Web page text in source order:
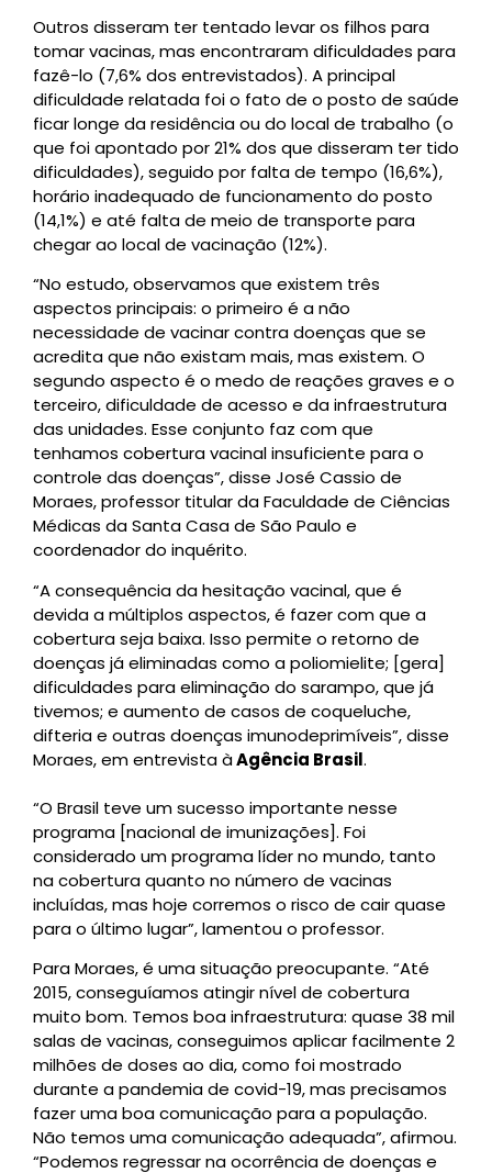
Outros disseram ter tentado levar os filhos para
tomar vacinas, mas encontraram dificuldades para
fazê-lo (7,6% dos entrevistados). A principal
dificuldade relatada foi o fato de o posto de saúde
ficar longe da residência ou do local de trabalho (o
que foi apontado por 21% dos que disseram ter tido
dificuldades), seguido por falta de tempo (16,6%),
horário inadequado de funcionamento do posto
(14,1%) e até falta de meio de transporte para
chegar ao local de vacinação (12%).
“No estudo, observamos que existem três
aspectos principais: o primeiro é a não
necessidade de vacinar contra doenças que se
acredita que não existam mais, mas existem. O
segundo aspecto é o medo de reações graves e o
terceiro, dificuldade de acesso e da infraestrutura
das unidades. Esse conjunto faz com que
tenhamos cobertura vacinal insuficiente para o
controle das doenças”, disse José Cassio de
Moraes, professor titular da Faculdade de Ciências
Médicas da Santa Casa de São Paulo e
coordenador do inquérito.
“A consequência da hesitação vacinal, que é
devida a múltiplos aspectos, é fazer com que a
cobertura seja baixa. Isso permite o retorno de
doenças já eliminadas como a poliomielite; [gera]
dificuldades para eliminação do sarampo, que já
tivemos; e aumento de casos de coqueluche,
difteria e outras doenças imunodeprimíveis”, disse
Moraes, em entrevista àAgência Brasil.
“O Brasil teve um sucesso importante nesse
programa [nacional de imunizações]. Foi
considerado um programa líder no mundo, tanto
na cobertura quanto no número de vacinas
incluídas, mas hoje corremos o risco de cair quase
para o último lugar”, lamentou o professor.
Para Moraes, é uma situação preocupante. “Até
2015, conseguíamos atingir nível de cobertura
muito bom. Temos boa infraestrutura: quase 38 mil
salas de vacinas, conseguimos aplicar facilmente 2
milhões de doses ao dia, como foi mostrado
durante a pandemia de covid-19, mas precisamos
fazer uma boa comunicação para a população.
Não temos uma comunicação adequada”, afirmou.
“Podemos regressar na ocorrência de doenças e